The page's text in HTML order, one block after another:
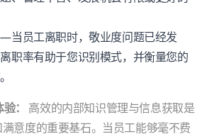
员工离职时，敬业度问题已经发
职率有助于您识别模式，并衡量您的
：
高效的内部知识管理与信息获取是
意度的重要基石。当员工能够毫不费